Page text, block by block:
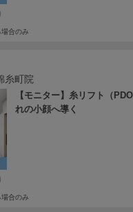
合のみ
糸町院
【モニター】糸リフト（
れの小顔へ導く
合のみ